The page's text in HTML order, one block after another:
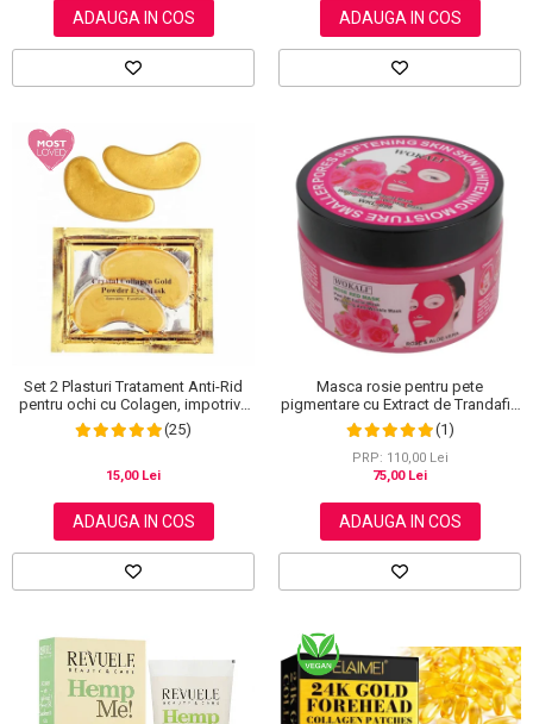
ADAUGA IN COS ADAUGA IN COS
Set 2 Plasturi Tratament Anti-Rid
pentru ochi cu Colagen, impotriva
Ridurilor, Cearcanelor si a pungilor
de sub ochi, Crystal Eye Mask, 2 x 3
(25)
15,00 Lei
ADAUGA IN COS
Masca rosie pentru pete
pigmentare cu Extract de Trandafiri
si Minerale, Efect de micsorarea
porilor si Efect anti-rid, Wokali, 300
g
(1)
PRP: 110,00 Lei
75,00 Lei
ADAUGA IN COS